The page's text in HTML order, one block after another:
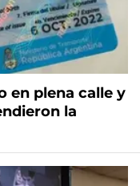
en plena calle y
la